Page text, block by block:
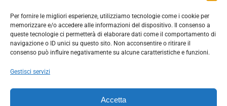
Per fornire le migliori esperienze, utilizziamo tecnologie come i cookie per
memorizzare e/o accedere alle informazioni del dispositivo. Il consenso a
queste tecnologie ci permetterà di elaborare dati come il comportamento di
navigazione o ID unici su questo sito. Non acconsentire o ritirare il
consenso può influire negativamente su alcune caratteristiche e funzioni.
Gestisci servizi
Accetta
La Società ha nominato il Responsabile della Protezione dei Dati Personali (DPO), figura specializzata che vigila sulle modalità
adottate dalla nostra Società per tutelare i Suoi dati personali.
Per contattare il DPO può scrivere a